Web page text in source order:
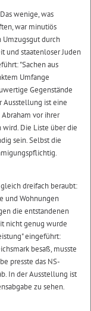
wenige, was
war minutiös
Umzugsgut durch
und staatenloser Juden
"Sachen aus
Umfange
Gegenstände
Ausstellung ist eine
vor ihrer
wird. Die Liste über die
sein. Selbst die
dreifach beraubt:
und Wohnungen
die entstandenen
nicht genug wurde
eingeführt:
besaß, musste
presste das NS-
In der Ausstellung ist
zu sehen.